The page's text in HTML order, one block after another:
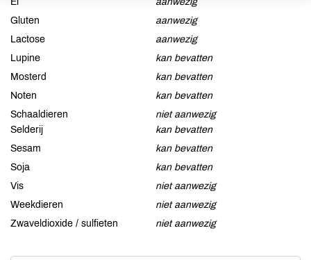
Gluten
aanwezig
Lactose
aanwezig
Lupine
kan bevatten
Mosterd
kan bevatten
Noten
kan bevatten
Schaaldieren
niet aanwezig
Selderij
kan bevatten
Sesam
kan bevatten
Soja
kan bevatten
Vis
niet aanwezig
Weekdieren
niet aanwezig
Zwaveldioxide / sulfieten
niet aanwezig